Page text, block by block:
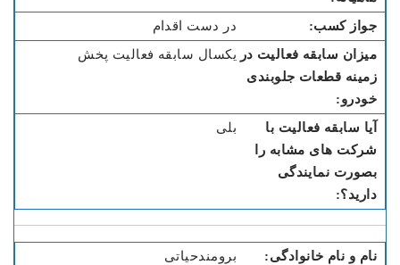
در دست اقدام
یکسال سابقه فعالیت پخش
بلی
برومندحیاتی